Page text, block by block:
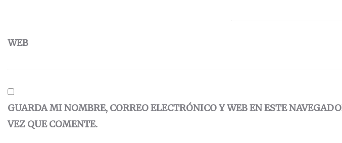
WEB
GUARDA MI NOMBRE, CORREO ELECTRÓNICO Y WEB EN ESTE
VEZ QUE COMENTE.